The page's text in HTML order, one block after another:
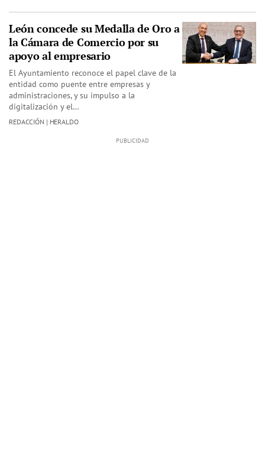
León concede su Medalla de Oro a
la Cámara de Comercio por su
apoyo al empresario
El Ayuntamiento reconoce el papel clave de la
entidad como puente entre empresas y
administraciones, y su impulso a la
digitalización y el…
REDACCIÓN | HERALDO